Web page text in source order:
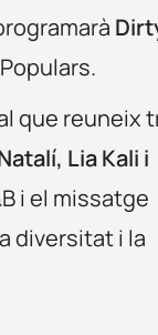
que reuneix
Lia Kali i
i el missatge
diversitat i la